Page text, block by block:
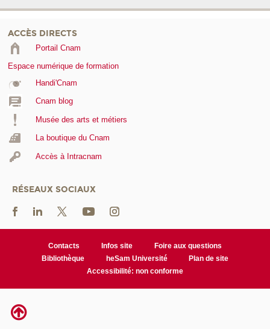
ACCÈS DIRECTS
Portail Cnam
Espace numérique de formation
Handi'Cnam
Cnam blog
Musée des arts et métiers
La boutique du Cnam
Accès à Intracnam
RÉSEAUX SOCIAUX
Contacts Infos site
Foire aux questions
Bibliothèque
heSam Université
Plan de site
Accessibilité: non conforme